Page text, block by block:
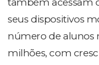
seus dispositivos
número de alunos
milhões, com